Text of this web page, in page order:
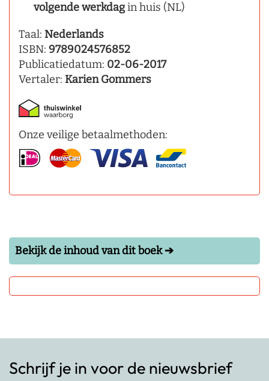
volgende werkdagin huis (NL)
Taal: Nederlands
ISBN: 9789024576852
Publicatiedatum: 02-06-2017
Vertaler: Karien Gommers
Onze veilige betaalmethoden:
Bekijk de inhoud van dit boek ➔
Schrijf je in voor de nieuwsbrief